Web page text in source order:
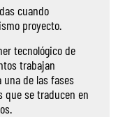
cuando
proyecto.
tecnológico de
trabajan
de las fases
que se traducen en